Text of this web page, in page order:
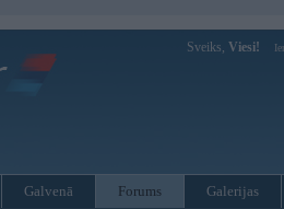
Sveiks, Viesi!
Galvenā Forums Galerijas